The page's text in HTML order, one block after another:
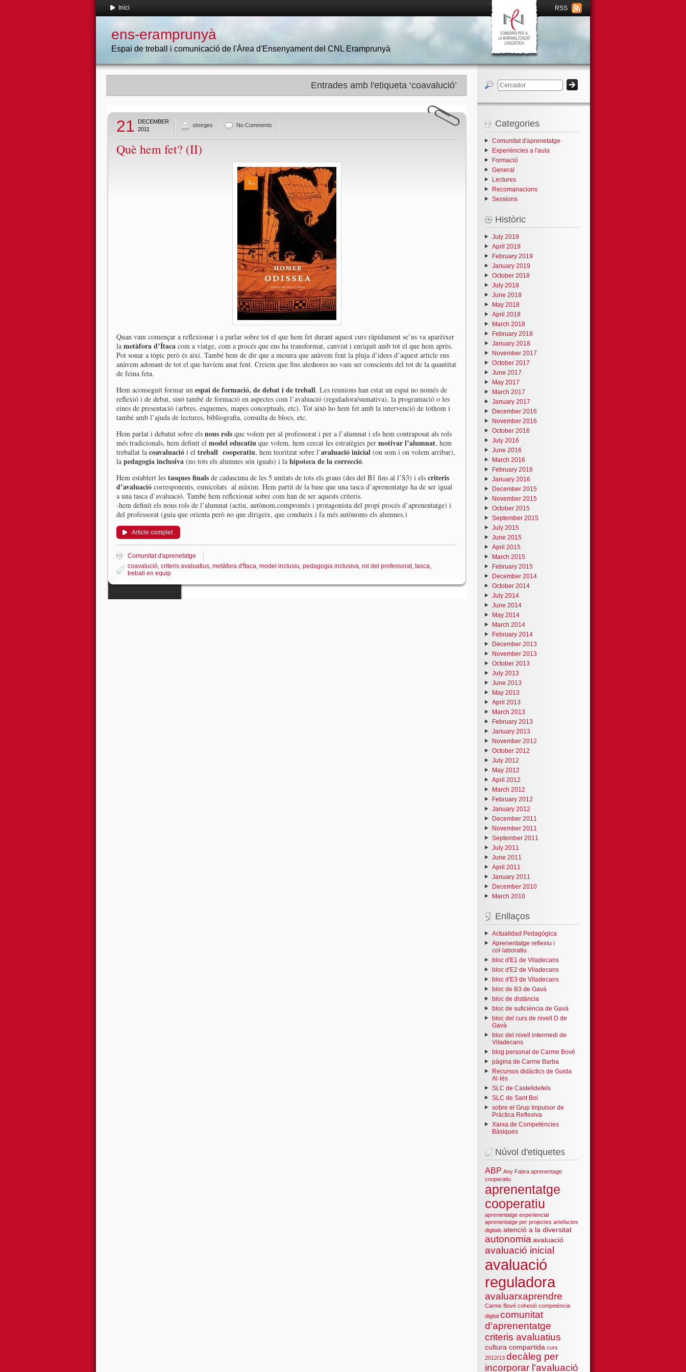
RSS
Inici
ens-eramprunyà
Espai de treball i comunicació de l'Àrea d'Ensenyament del CNL Eramprunyà
Entrades amb l'etiqueta ‘coavalució’
21
DECEMBER
2011
sborges No Comments
Què hem fet? (II)
Quan vam començar a reflexionar i a parlar sobre tot el que hem fet durant aquest curs ràpidament se’ns va aparèixer
la metàfora d’Ítaca com a viatge, com a procés que ens ha transformat, canviat i enriquit amb tot el que hem après.
Pot sonar a tòpic però és així. També hem de dir que a mesura que anàvem fent la pluja d’idees d’aquest article ens
anàvem adonant de tot el que havíem anat fent. Creiem que fins aleshores no vam ser conscients del tot de la quantitat
de feina feta.
Hem aconseguit formar un espai de formació, de debat i de treball. Les reunions han estat un espai no només de
reflexió i de debat, sinó també de formació en aspectes com l’avaluació (reguladora/sumativa), la programació o les
eines de presentació (arbres, esquemes, mapes conceptuals, etc). Tot això ho hem fet amb la intervenció de tothom i
també amb l’ajuda de lectures, bibliografia, consulta de blocs, etc.
Hem parlat i debatut sobre els nous rols que volem per al professorat i per a l’alumnat i els hem contraposat als rols
més tradicionals, hem definit el model educatiu que volem, hem cercat les estratègies per motivar l’alumnat, hem
treballat la coavaluació i el treball cooperatiu, hem teoritzat sobre l’avaluació inicial (on som i on volem arribar),
la pedagogia inclusiva (no tots els alumnes són iguals) i la hipoteca de la correcció.
Hem establert les tasques finals de cadascuna de les 5 unitats de tots els graus (des del B1 fins al l’S3) i els criteris
d’avaluació corresponents, esmicolats al màxim. Hem partit de la base que una tasca d’aprenentatge ha de ser igual
a una tasca d’avaluació. També hem reflexionat sobre com han de ser aquests criteris.
-hem definit els nous rols de l’alumnat (actiu, autònom,compromès i protagonista del propi procés d’aprenentatge) i
del professorat (guia que orienta però no que dirigeix, que condueix i fa més autònoms els alumnes.)
Article complet
Comunitat d'aprenetatge
coavalució, criteris avaluatius, metàfora d'Ítaca, model inclusiu, pedagogia inclusiva, rol del professorat, tasca,
treball en equip
Categories
Comunitat d'aprenetatge
Experiències a l'aula
Formació
General
Lectures
Recomanacions
Sessions
Històric
July 2019
April 2019
February 2019
January 2019
October 2018
July 2018
June 2018
May 2018
April 2018
March 2018
February 2018
January 2018
November 2017
October 2017
June 2017
May 2017
March 2017
January 2017
December 2016
November 2016
October 2016
July 2016
June 2016
March 2016
February 2016
January 2016
December 2015
November 2015
October 2015
September 2015
July 2015
June 2015
April 2015
March 2015
February 2015
December 2014
October 2014
July 2014
June 2014
May 2014
March 2014
February 2014
December 2013
November 2013
October 2013
July 2013
June 2013
May 2013
April 2013
March 2013
February 2013
January 2013
November 2012
October 2012
July 2012
May 2012
April 2012
March 2012
February 2012
January 2012
December 2011
November 2011
September 2011
July 2011
June 2011
April 2011
January 2011
December 2010
March 2010
Enllaços
Actualidad Pedagógica
Aprenentatge reflexiu i
col·laboratiu
bloc d'E1 de Viladecans
bloc d'E2 de Viladecans
bloc d'E3 de Viladecans
bloc de B3 de Gavà
bloc de distància
bloc de suficiència de Gavà
bloc del curs de nivell D de
Gavà
bloc del nivell intermedi de
Viladecans
blog personal de Carme Bové
pàgina de Carme Barba
Recursos didàctics de Guida
Al·lès
SLC de Castelldefels
SLC de Sant Boi
sobre el Grup Impulsor de
Pràctica Reflexiva
Xarxa de Competències
Bàsiques
Núvol d'etiquetes
ABP Any Fabra aprenentage
cooperatiu
aprenentatge
cooperatiu
aprenentatge experiencial
aprenentatge per projectes artefactes
digitals atenció a la diversitat
autonomia avaluació
avaluació inicial
avaluació
reguladora
avaluarxaprendre
Carme Bové cohesió competència
digital comunitat
d'aprenentatge
criteris avaluatius
cultura compartida curs
2012/13 decàleg per
incorporar l'avaluació